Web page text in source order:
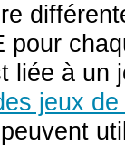
pour
liée à un
jeux